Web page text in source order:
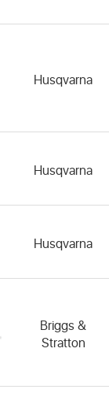
Husqvarna
Husqvarna
Husqvarna
Briggs &
Stratton